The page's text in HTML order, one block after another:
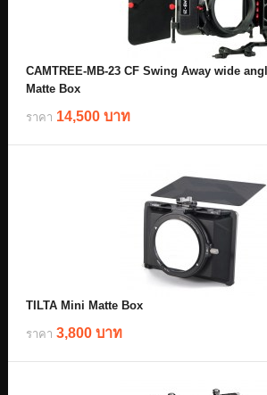
CAMTREE-MB-23 CF Swing Away wide
Matte Box
ราคา 14,500 บาท
TILTA Mini Matte Box
ราคา 3,800 บาท